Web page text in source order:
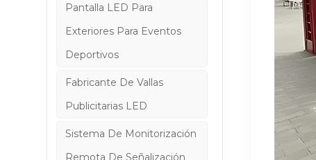
Pantalla LED Para
Exteriores Para Eventos
Deportivos
Fabricante De Vallas
Publicitarias LED
Sistema De Monitorización
Remota De Señalización